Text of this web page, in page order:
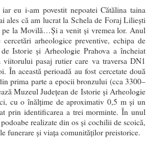
eu i-am povestit nepoatei Cătălina taina
că am lucrat la Schela de Foraj Liliești
pe la Movilă…Și a venit și vremea lor. Anul
arheologice preventive, echipa de
Istorie și Arheologie Prahova a încheiat
viitorului pasaj rutier care va traversa DN1
În această perioadă au fost cercetate două
prima parte a epocii bronzului (cca 3300–
Muzeul Județean de Istorie și Arheologie
cu o înălțime de aproximativ 0,5 m și un
prin identificarea a trei morminte. În unul
realizate din os și cochilii de scoică,
funerare și viața comunităților preistorice.